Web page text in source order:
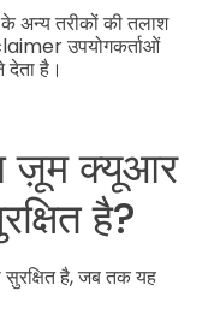
अन्य तरीकों की तलाश
उपयोगकर्ताओं
देता है।
ज़ूम क्यूआर
है?
है, जब तक यह